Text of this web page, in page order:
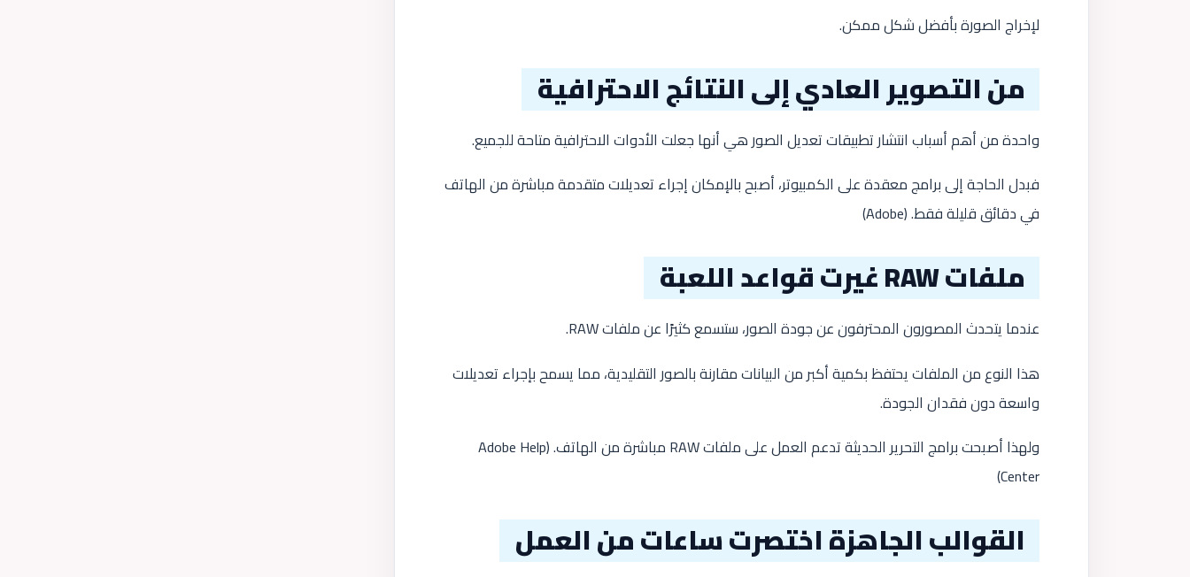
لإخراج الصورة بأفضل شكل ممكن.
من التصوير العادي إلى النتائج الاحترافية
واحدة من أهم أسباب انتشار تطبيقات تعديل الصور هي أنها جعلت الأدوات الاحترافية متاحة للجميع.
فبدل الحاجة إلى برامج معقدة على الكمبيوتر، أصبح بالإمكان إجراء تعديلات متقدمة مباشرة من الهاتف
في دقائق قليلة فقط. (Adobe
)
ملفات RAW غيرت قواعد اللعبة
عندما يتحدث المصورون المحترفون عن جودة الصور، ستسمع كثيرًا عن ملفات RAW.
هذا النوع من الملفات يحتفظ بكمية أكبر من البيانات مقارنة بالصور التقليدية، مما يسمح بإجراء تعديلات
واسعة دون فقدان الجودة.
ولهذا أصبحت برامج التحرير الحديثة تدعم العمل على ملفات RAW مباشرة من الهاتف. (
Adobe Help
Center
)
القوالب الجاهزة اختصرت ساعات من العمل